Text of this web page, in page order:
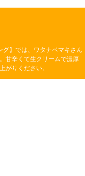
】では、ワタナベマキさん
甘辛くて生クリームで濃厚
がりください。